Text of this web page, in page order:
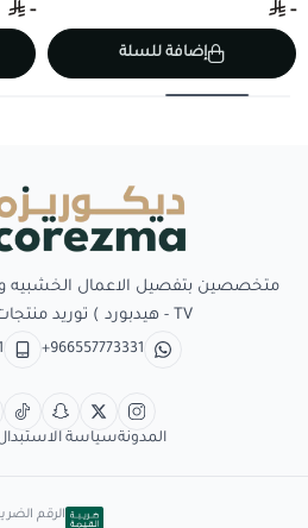
-
إضافة للسلة
-
متخصصين بتفصيل الاعمال الخشبيه
TV - هيدبورد ) توريد منتجات وبدائل الديكور
+966557773331
المدونةسياسة
الرقم